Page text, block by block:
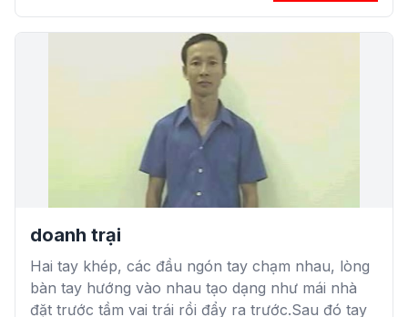
doanh trại
Hai tay khép, các đầu ngón tay chạm nhau, lòng
bàn tay hướng vào nhau tạo dạng như mái nhà
đặt trước tầm vai trái rồi đẩy ra trước.Sau đó tay